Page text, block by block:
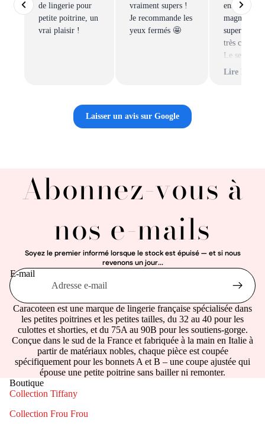
de lingerie pour
petite poitrine, un
vrai plaisir !
vraiment supers !
Je recommande les
yeux fermés 🤩
ensembles
super
très
Le service
rapide et
Lire la
Laisser un avis sur Google
Abonnez-vous à
nos e-mails
Soyez le premier informé lorsque le stock est épuisé — et si nous
revenons un jour...
E-mail
Caracoteen est une marque de lingerie française spécialisée dans
les petites poitrines et les petites tailles, du 32 au 40 pour les
culottes et shorties, et du 75A au 90B pour les soutiens-gorge.
Conçue dans le sud de la France et fabriquée à la main en Italie à
partir de matériaux nobles, chaque pièce est coupée
spécifiquement pour les bonnets A et B – une coupe ajustée qui
épouse une petite poitrine sans bailler ni remonter.
Boutique
Collection Tiffany
Collection Frou Frou